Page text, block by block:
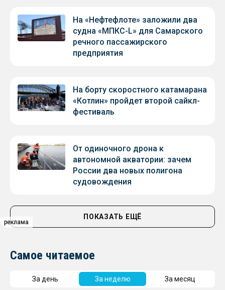
реклама
реклама
На «Нефтефлоте» заложили два
судна «МПКС-L» для Самарского
речного пассажирского
предприятия
На борту скоростного катамарана
«Котлин» пройдет второй сайкл-
фестиваль
От одиночного дрона к
автономной акватории: зачем
России два новых полигона
судовождения
ПОКАЗАТЬ ЕЩЁ
Самое читаемое
За день За неделю За месяц